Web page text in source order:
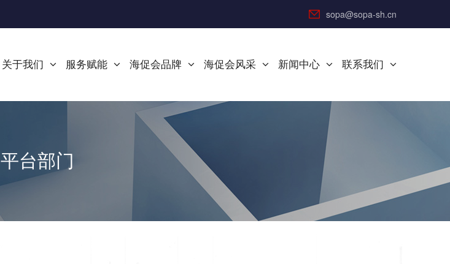
sopa@sopa-sh.cn
关于我们 服务赋能 海促会品牌 海促会风采 新闻中心 联系我们
平台部门